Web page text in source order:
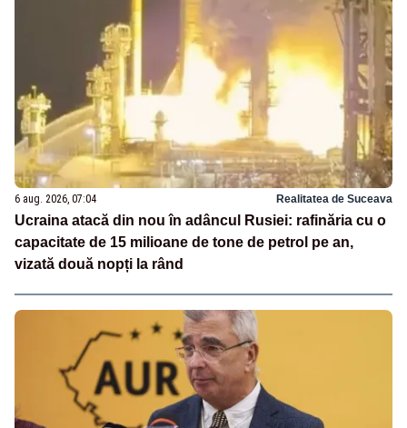
6 aug. 2026, 07:04 Realitatea de Suceava
Ucraina atacă din nou în adâncul Rusiei: rafinăria cu o
capacitate de 15 milioane de tone de petrol pe an,
vizată două nopți la rând